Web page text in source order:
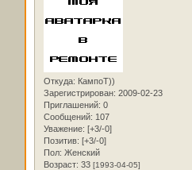
Откуда: КампоТ))
Зарегистрирован: 2009-02-23
Приглашений: 0
Сообщений: 107
Уважение: [+3/-0]
Позитив: [+3/-0]
Пол: Женский
Возраст: 33 [1993-04-05]